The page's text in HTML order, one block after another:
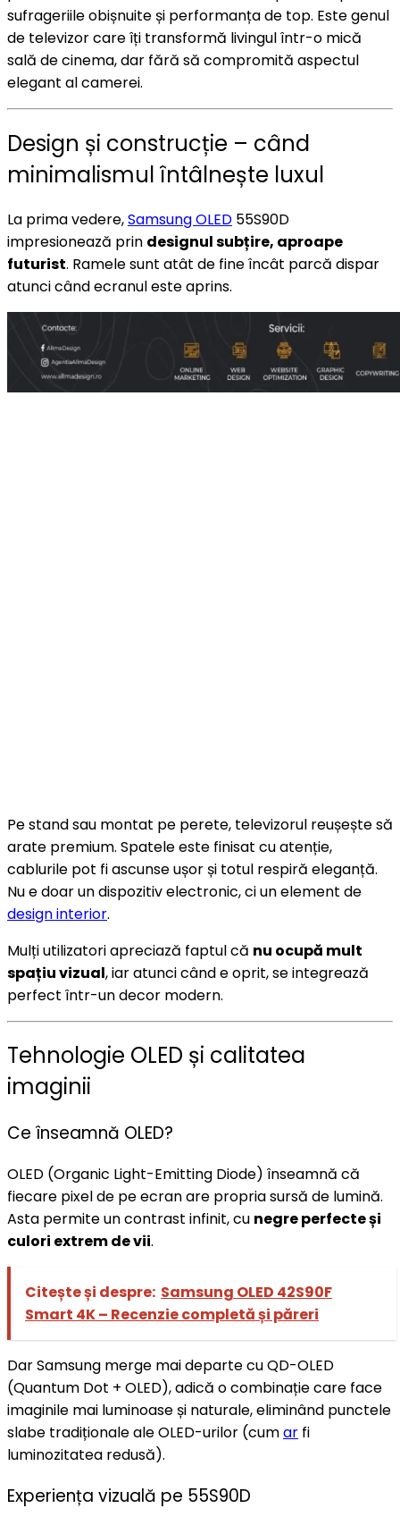
sufrageriile obișnuite și performanța de top. Este genul
de televizor care îți transformă livingul într-o mică
sală de cinema, dar fără să compromită aspectul
elegant al camerei.
Design și construcție – când
minimalismul întâlnește luxul
La prima vedere,Samsung OLED 55S90D
impresionează prin designul subțire, aproape
futurist. Ramele sunt atât de fine încât parcă dispar
atunci când ecranul este aprins.
Pe stand sau montat pe perete, televizorul reușește să
arate premium. Spatele este finisat cu atenție,
cablurile pot fi ascunse ușor și totul respiră eleganță.
Nu e doar un dispozitiv electronic, ci un element de
design interior.
Mulți utilizatori apreciază faptul că nu ocupă mult
spațiu vizual, iar atunci când e oprit, se integrează
perfect într-un decor modern.
Tehnologie OLED și calitatea
imaginii
Ce înseamnă OLED?
OLED (Organic Light-Emitting Diode) înseamnă că
fiecare pixel de pe ecran are propria sursă de lumină.
Asta permite un contrast infinit, cu negre perfecte și
culori extrem de vii.
Citește și despre: Samsung OLED 42S90F
Smart 4K – Recenzie completă și păreri
Dar Samsung merge mai departe cu QD-OLED
(Quantum Dot + OLED), adică o combinație care face
imaginile mai luminoase și naturale, eliminând punctele
slabe tradiționale ale OLED-urilor (cumar fi
luminozitatea redusă).
Experiența vizuală pe 55S90D